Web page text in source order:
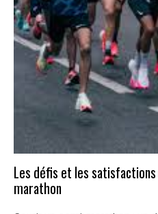
Les défis et les
marathon